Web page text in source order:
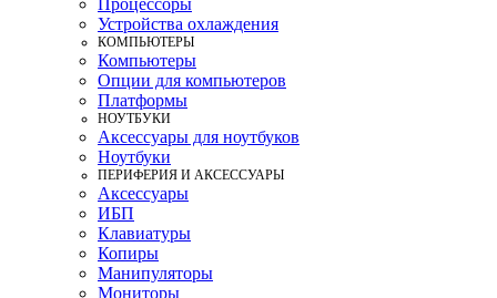
Процессоры
Устройства охлаждения
КОМПЬЮТЕРЫ
Компьютеры
Опции для компьютеров
Платформы
НОУТБУКИ
Аксессуары для ноутбуков
Ноутбуки
ПЕРИФЕРИЯ И АКСЕССУАРЫ
Аксессуары
ИБП
Клавиатуры
Копиры
Манипуляторы
Мониторы